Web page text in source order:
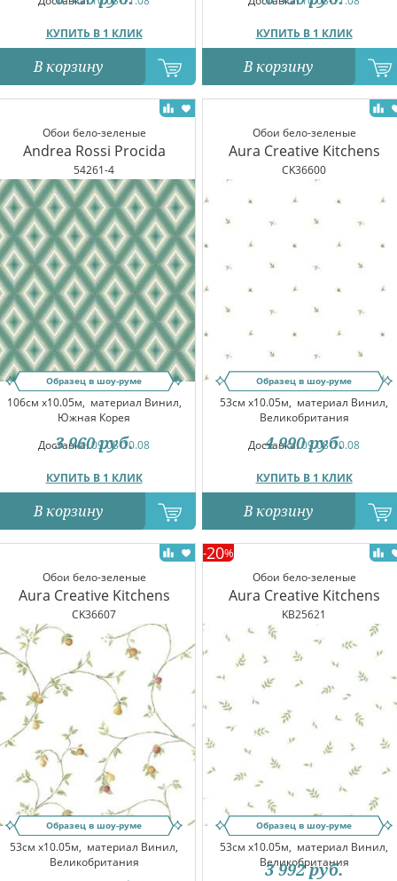
КУПИТЬ В 1 КЛИК
В корзину
КУПИТЬ В 1 КЛИК
В корзину
Обои бело-зеленые
Andrea Rossi Procida
54261-4
Образец в шоу-руме
106см x10.05м, материал Винил,
Южная Корея
Доставка:09.08-10.08
КУПИТЬ В 1 КЛИК
3 960 руб.
В корзину
Обои бело-зеленые
Aura Creative Kitchens
CK36600
Образец в шоу-руме
53см x10.05м, материал Винил,
Великобритания
Доставка:09.08-10.08
КУПИТЬ В 1 КЛИК
4 990 руб.
В корзину
Обои бело-зеленые
Aura Creative Kitchens
CK36607
Образец в шоу-руме
53см x10.05м, материал Винил,
Великобритания
Обои бело-зеленые
Aura Creative Kitchens
KB25621
-20%
Образец в шоу-руме
53см x10.05м, материал Винил,
Великобритания
3 992 руб.